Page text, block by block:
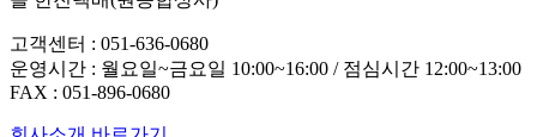
고객센터 : 051-636-0680
운영시간 : 월요일~금요일 10:00~16:00 / 점심시간 12:00~13:00
FAX : 051-896-0680